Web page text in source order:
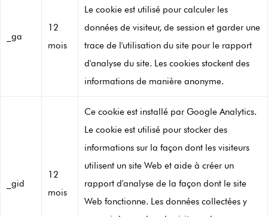
_ga
12
mois
Le cookie est utilisé pour calculer les
données de visiteur, de session et garder une
trace de l'utilisation du site pour le rapport
d'analyse du site. Les cookies stockent des
informations de manière anonyme.
_gid
12
mois
Ce cookie est installé par Google Analytics.
Le cookie est utilisé pour stocker des
informations sur la façon dont les visiteurs
utilisent un site Web et aide à créer un
rapport d'analyse de la façon dont le site
Web fonctionne. Les données collectées y